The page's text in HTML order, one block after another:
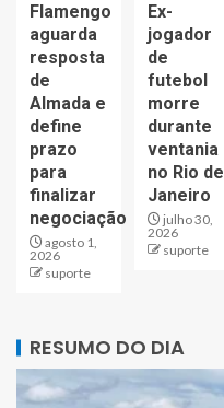
Flamengo
aguarda
resposta
de
Almada e
define
prazo
para
finalizar
negociação
agosto 1,
2026
suporte
Ex-
jogador
de
futebol
morre
durante
ventania
no Rio de
Janeiro
julho 30,
2026
suporte
RESUMO DO DIA